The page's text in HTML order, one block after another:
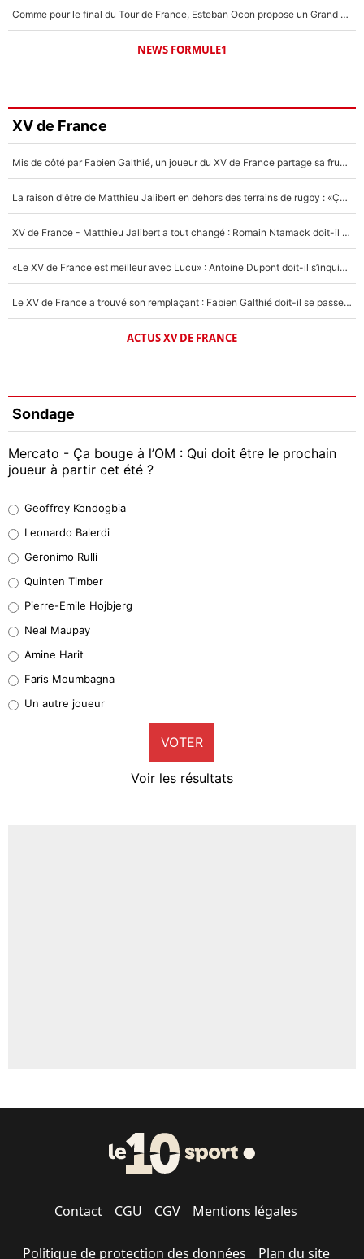
Comme pour le final du Tour de France, Esteban Ocon propose un Grand Prix de Formule 1 à Paris : «Autour de l’Arc de Triomphe, ce serait génial» !
NEWS FORMULE1
XV de France
Mis de côté par Fabien Galthié, un joueur du XV de France partage sa frustration : «ils ne me l’ont pas dit tout de suite»
La raison d'être de Matthieu Jalibert en dehors des terrains de rugby : «Ça m'atteint autant que si tu touches à un membre de ma famille»
XV de France - Matthieu Jalibert a tout changé : Romain Ntamack doit-il s’inquiéter pour sa place à un an de la Coupe du monde ?
«Le XV de France est meilleur avec Lucu» : Antoine Dupont doit-il s’inquiéter pour sa place ?
Le XV de France a trouvé son remplaçant : Fabien Galthié doit-il se passer d'Antoine Dupont ?
ACTUS XV DE FRANCE
Sondage
Mercato - Ça bouge à l’OM : Qui doit être le prochain
joueur à partir cet été ?
38%
32%
5%
1%
9%
Geoffrey Kondogbia
Leonardo Balerdi
Geronimo Rulli
Quinten Timber
Pierre-Emile Hojbjerg
Neal Maupay
Amine Harit
Faris Moumbagna
Un autre joueur
VOTER
Voir les résultats
Contact CGU CGV Mentions légales
Politique de protection des données Plan du site